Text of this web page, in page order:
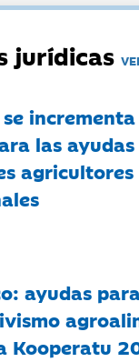
jurídicas
las
ayudas
Kooperatu